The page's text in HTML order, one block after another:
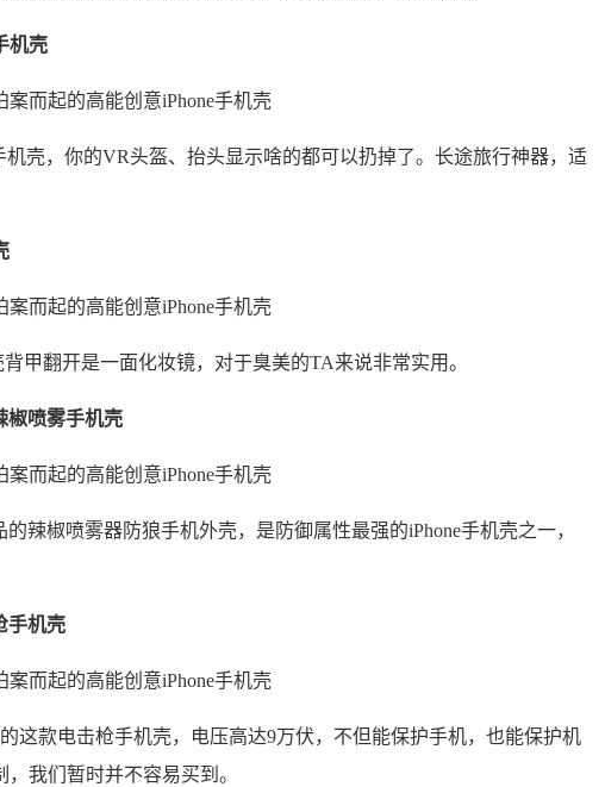
机壳
机壳，你的VR头盔、抬头显示啥的都可以扔掉了。长途旅行神器，适
背甲翻开是一面化妆镜，对于臭美的TA来说非常实用。
椒喷雾手机壳
的辣椒喷雾器防狼手机外壳，是防御属性最强的iPhone手机壳之一，
手机壳
的这款电击枪手机壳，电压高达9万伏，不但能保护手机，也能保护机
我们暂时并不容易买到。